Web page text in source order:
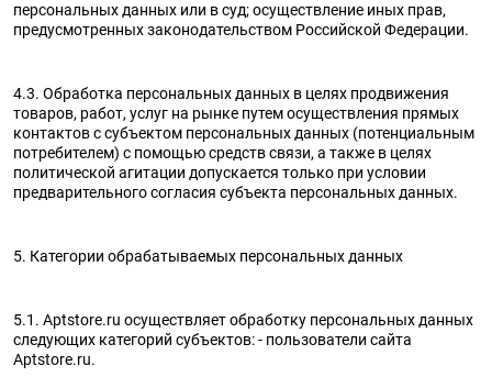
персональных данных или в суд; осуществление иных прав,
предусмотренных законодательством Российской Федерации.
4.3. Обработка персональных данных в целях продвижения
товаров, работ, услуг на рынке путем осуществления прямых
контактов с субъектом персональных данных (потенциальным
потребителем) с помощью средств связи, а также в целях
политической агитации допускается только при условии
предварительного согласия субъекта персональных данных.
5. Категории обрабатываемых персональных данных
5.1. Aptstore.ru осуществляет обработку персональных данных
следующих категорий субъектов: - пользователи сайта
Aptstore.ru.